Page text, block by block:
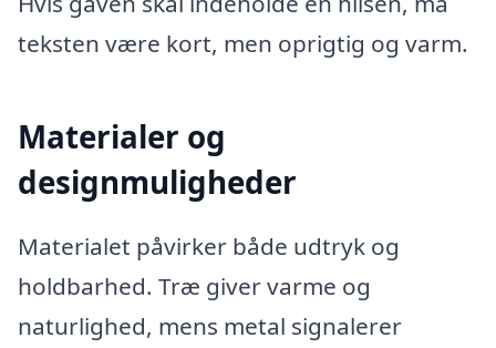
teksten være kort, men oprigtig og varm.
Materialer og
designmuligheder
Materialet påvirker både udtryk og
holdbarhed. Træ giver varme og
naturlighed, mens metal signalerer